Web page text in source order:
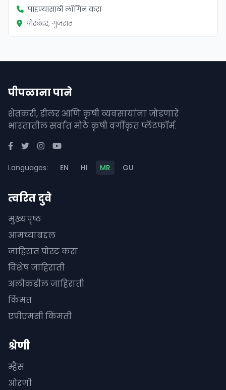
पाहण्यासाठी लॉगिन करा
पोरबंदर, गुजरात
पीपळाना पाने
शेतकरी, डीलर आणि कृषी व्यवसायांना जोडणारे
भारतातील सर्वात मोठे कृषी वर्गीकृत प्लॅटफॉर्म.
Languages: EN HI MR GU
त्वरित दुवे
मुख्यपृष्ठ
आमच्याबद्दल
जाहिरात पोस्ट करा
विशेष जाहिराती
अलीकडील जाहिराती
किंमत
एपीएमसी किंमती
श्रेणी
म्हैस
ओरणी